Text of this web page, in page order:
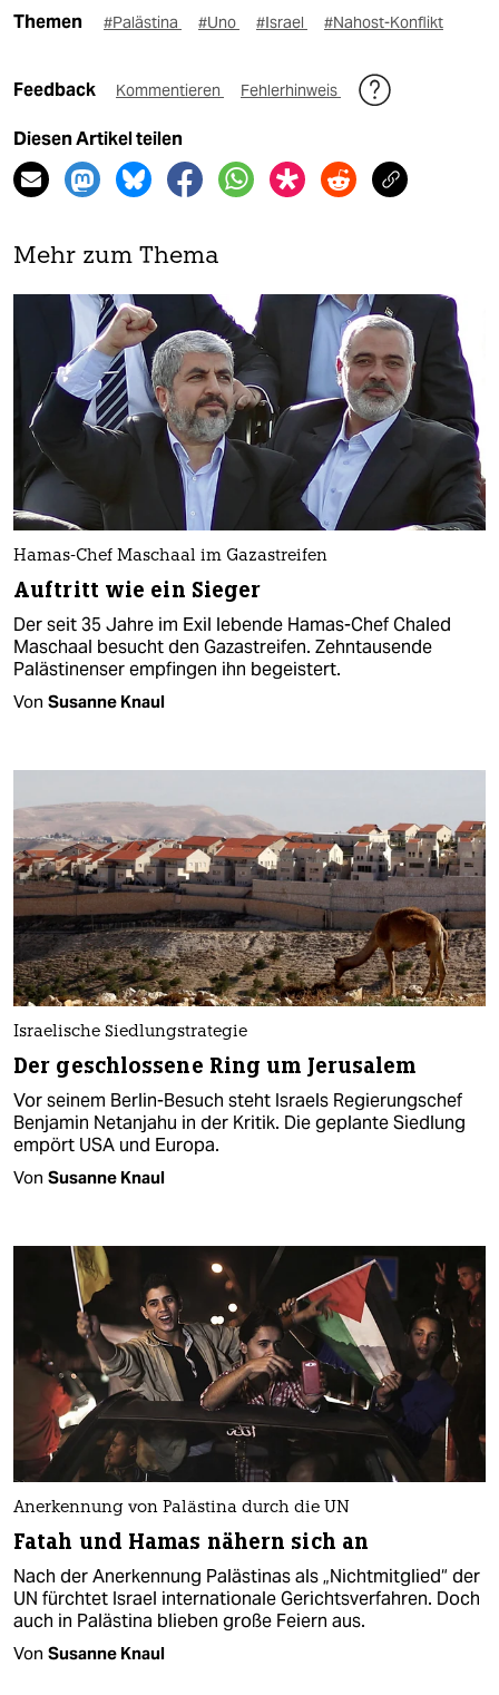
Themen #Palästina #Uno #Israel #Nahost-Konflikt
Feedback Kommentieren Fehlerhinweis
Diesen Artikel teilen
Mehr zum Thema
Hamas-Chef Maschaal im Gazastreifen
Auftritt wie ein Sieger
Der seit 35 Jahre im Exil lebende Hamas-Chef Chaled
Maschaal besucht den Gazastreifen. Zehntausende
Palästinenser empfingen ihn begeistert.
Von Susanne Knaul
Israelische Siedlungstrategie
Der geschlossene Ring um Jerusalem
Vor seinem Berlin-Besuch steht Israels Regierungschef
Benjamin Netanjahu in der Kritik. Die geplante Siedlung
empört USA und Europa.
Von Susanne Knaul
Anerkennung von Palästina durch die UN
Fatah und Hamas nähern sich an
Nach der Anerkennung Palästinas als „Nichtmitglied“ der
UN fürchtet Israel internationale Gerichtsverfahren. Doch
auch in Palästina blieben große Feiern aus.
Von Susanne Knaul